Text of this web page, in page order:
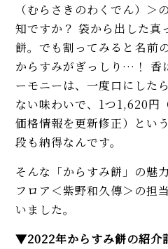
（むらさきのわくでん）＞
知ですか？ 袋から出した真
餅。でも割ってみると――名
からすみがぎっしり…！ 香
ーモニーは、一度口にした
ない味わいで、1つ1,620円
価格情報を更新修正）とい
段も納得なんです。
そんな「からすみ餅」の魅
フロア＜紫野和久傳＞の担
いました。
▼2022年からすみ餅の紹介